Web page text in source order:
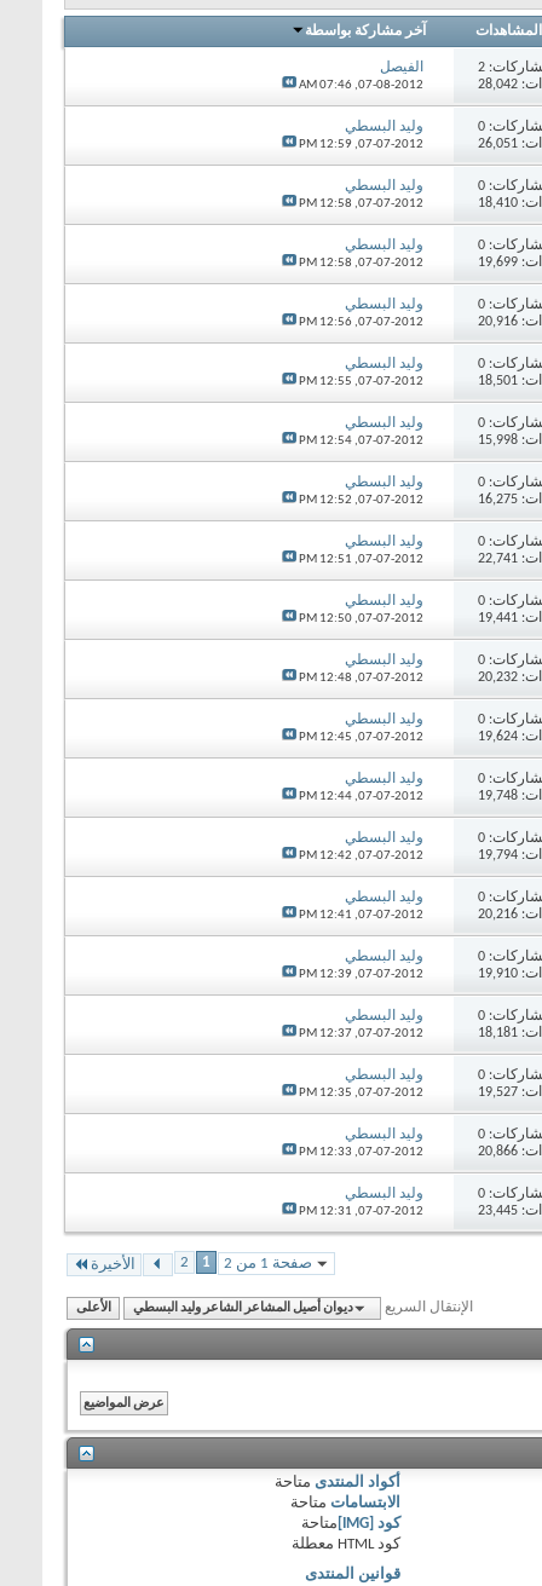
المشاهدات آخر مشاركة بواسطة
2
الفيصل
07-08-2012,
07:46 AM
0
وليد البسطي
07-07-2012,
12:59 PM
0
وليد البسطي
07-07-2012,
12:58 PM
0
وليد البسطي
07-07-2012,
12:58 PM
0
وليد البسطي
07-07-2012,
12:56 PM
0
وليد البسطي
07-07-2012,
12:55 PM
0
وليد البسطي
07-07-2012,
12:54 PM
0
وليد البسطي
07-07-2012,
12:52 PM
0
وليد البسطي
07-07-2012,
12:51 PM
0
وليد البسطي
07-07-2012,
12:50 PM
0
وليد البسطي
07-07-2012,
12:48 PM
0
وليد البسطي
07-07-2012,
12:45 PM
0
وليد البسطي
07-07-2012,
12:44 PM
0
وليد البسطي
07-07-2012,
12:42 PM
0
وليد البسطي
07-07-2012,
12:41 PM
0
وليد البسطي
07-07-2012,
12:39 PM
0
وليد البسطي
07-07-2012,
12:37 PM
0
وليد البسطي
07-07-2012,
12:35 PM
0
وليد البسطي
07-07-2012,
12:33 PM
0
وليد البسطي
07-07-2012,
12:31 PM
صفحة 1 من 2 1
2 الأخيرة
الإنتقال السريع ديوان أصيل المشاعر الشاعر وليد البسطي الأعلى
أكواد المنتدى متاحة
الابتسامات متاحة
كود [IMG]
متاحة
كود HTML
معطلة
قوانين المنتدى